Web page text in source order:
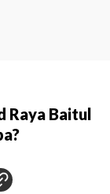
Raya Baitul